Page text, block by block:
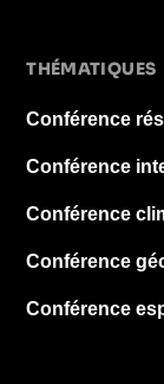
THÉMATIQUES
Conférence
Conférence
Conférence
Conférence
Conférence